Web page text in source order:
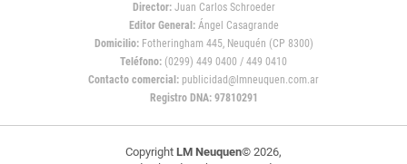
Director: Juan Carlos Schroeder
Editor General:Ángel Casagrande
Domicilio:Fotheringham 445, Neuquén (CP 8300)
Teléfono: (0299) 449 0400 / 449 0410
Contacto comercial: publicidad@lmneuquen.com.ar
Registro DNA: 97810291
Copyright LM Neuquen© 2026,